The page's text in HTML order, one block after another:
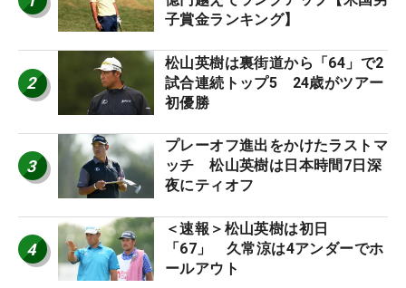
子賞金ランキング】
2
松山英樹は裏街道から「64」で2
試合連続トップ5 24歳がツアー
初優勝
3
プレーオフ進出をかけたラストマ
ッチ 松山英樹は日本時間7日深
夜にティオフ
4
＜速報＞松山英樹は初日
「67」 久常涼は4アンダーでホ
ールアウト